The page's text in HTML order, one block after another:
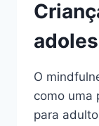
O
como uma
para